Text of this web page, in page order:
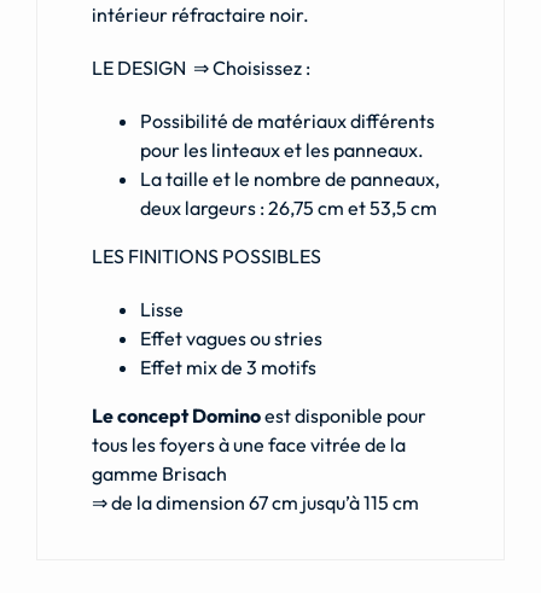
intérieur réfractaire noir.
LE DESIGN ⇒ Choisissez :
Possibilité de matériaux différents
pour les linteaux et les panneaux.
La taille et le nombre de panneaux,
deux largeurs : 26,75 cm et 53,5 cm
LES FINITIONS POSSIBLES
Lisse
Effet vagues ou stries
Effet mix de 3 motifs
Le concept Dominoest disponible pour
tous les foyers à une face vitrée de la
gamme Brisach
⇒ de la dimension 67 cm jusqu’à 115 cm